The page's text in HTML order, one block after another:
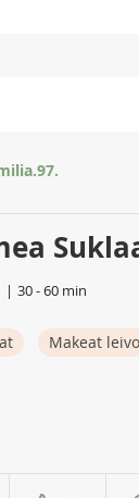
30 - 60 min
Makeat